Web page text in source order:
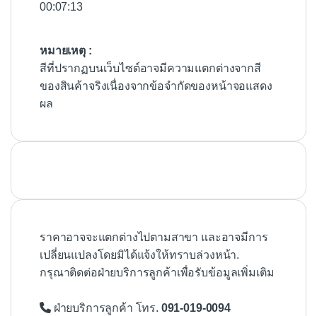
00:07:13
หมายเหตุ :
สีที่ปรากฏบนเว็บไซต์อาจมีความแตกต่างจากสี
ของสินค้าจริงเนื่องจากข้อจำกัดของหน้าจอแสดง
ผล
ราคาอาจจะแตกต่างไปตามสาขา และอาจมีการ
เปลี่ยนแปลงโดยมิได้แจ้งให้ทราบล่วงหน้า.
กรุณาติดต่อฝ่ายบริการลูกค้าเพื่อรับข้อมูลเพิ่มเติม
ฝ่ายบริการลูกค้า โทร. 091-019-0094